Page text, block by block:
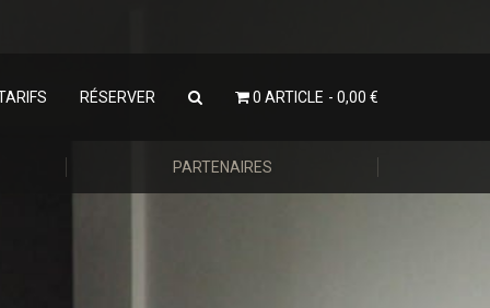
RÉSERVER 0 ARTICLE 0,00 €
PARTENAIRES